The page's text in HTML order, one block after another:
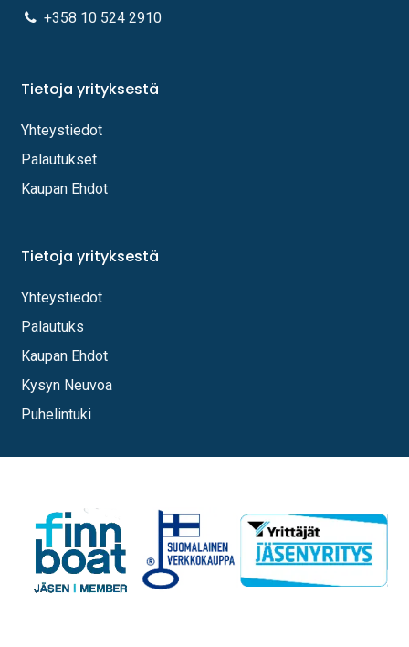
+358 10 524 2910
Tietoja yrityksestä
Yhteystiedot
Palautukset
Kaupan Ehdot
Tietoja yrityksestä
Yhteystiedot
Palautuks
Kaupan Ehdot
Kysyn Neuvoa
Puhelintuki